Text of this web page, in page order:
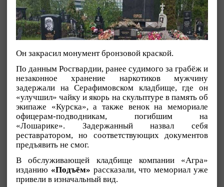
Он закрасил монумент бронзовой краской.
По данным Росгвардии, ранее судимого за грабёж и
незаконное хранение наркотиков мужчину
задержали на Серафимовском кладбище, где он
«улучшил» чайку и якорь на скульптуре в память об
экипаже «Курска», а также венок на мемориале
офицерам-подводникам, погибшим на
«Лошарике». Задержанный назвал себя
реставратором, но соответствующих документов
предъявить не смог.
В обслуживающей кладбище компании «Агра»
изданию «Подъём» рассказали, что мемориал уже
привели в изначальный вид.